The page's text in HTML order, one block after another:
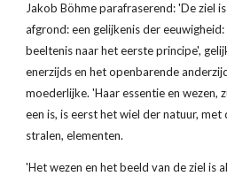
Jakob Böhme parafraserend: 'De ziel
afgrond: een gelijkenis der eeuwigheid:
beeltenis naar het eerste principe',
enerzijds en het openbarende
moederlijke. 'Haar essentie en wezen,
een is, is eerst het wiel der natuur,
stralen, elementen.
'Het wezen en het beeld van de ziel is